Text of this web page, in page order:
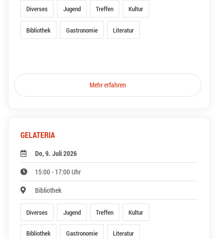
Diverses Jugend Treffen Kultur
Bibliothek Gastronomie Literatur
Mehr erfahren
GELATERIA
Do, 9. Juli 2026
15:00 - 17:00 Uhr
Bibliothek
Diverses Jugend Treffen Kultur
Bibliothek Gastronomie Literatur